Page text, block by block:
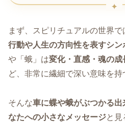
まず、スピリチュアルの世界で
行動や人生の方向性を表すシン
や「蛾」は変化・直感・魂の
ど、非常に繊細で深い意味を持
そんな車に蝶や蛾がぶつかる
なたへの小さなメッセージと見